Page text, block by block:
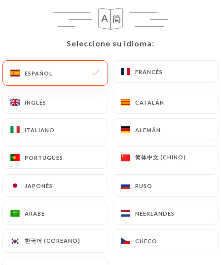
Seleccione su idioma:
ESPAÑOL FRANCÉS
INGLÉS CATALÁN
ITALIANO ALEMÁN
PORTUGUÉS 简体中文 (CHINO)
JAPONÉS RUSO
ÁRABE NEERLANDÉS
한국어 (COREANO) CHECO
Seleccione su idioma:
ESPAÑOL FRANCÉS
INGLÉS CATALÁN
ITALIANO ALEMÁN
PORTUGUÉS 简体中文 (CHINO)
JAPONÉS RUSO
ÁRABE NEERLANDÉS
한국어 (COREANO) CHECO